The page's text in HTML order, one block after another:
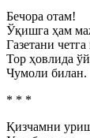
Бечора отам!
Ўқишга ҳам
Газетани
Тор ҳовлида
Чумоли билан.
* * *
Қизчамни